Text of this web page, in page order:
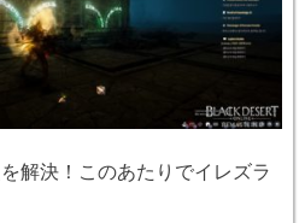
解決！このあたりでイレズラ